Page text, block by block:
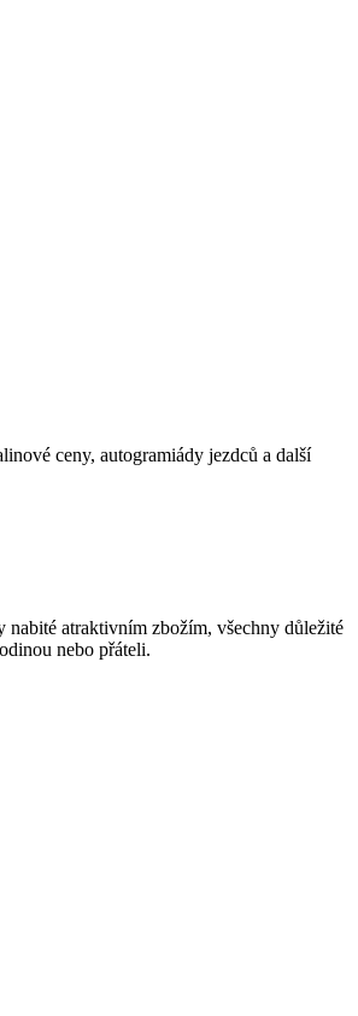
ceny, autogramiády jezdců a další
nabité atraktivním zbožím, všechny důležité
nebo přáteli.